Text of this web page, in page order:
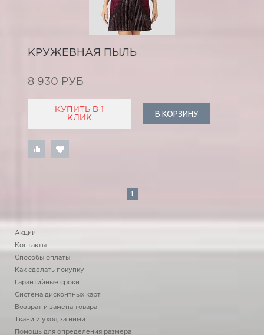
КРУЖЕВНАЯ ПЫЛЬ
8 930 РУБ
КУПИТЬ В 1
КЛИК
В КОРЗИНУ
1
Акции
Контакты
Способы оплаты
Как сделать покупку
Гарантийные сроки
Система дисконтных карт
Возврат и замена товара
Ткани и уход за ними
Помощь для определения размера